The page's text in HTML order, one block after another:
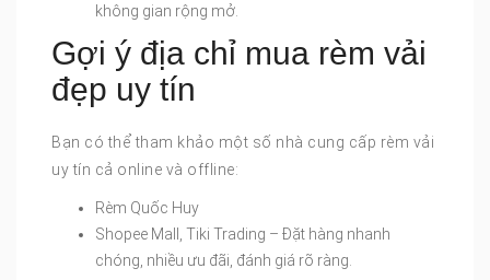
không gian rộng mở.
Gợi ý địa chỉ mua rèm vải
đẹp uy tín
Bạn có thể tham khảo một số nhà cung cấp rèm vải
uy tín cả online và offline:
Rèm Quốc Huy
Shopee Mall, Tiki Trading – Đặt hàng nhanh
chóng, nhiều ưu đãi, đánh giá rõ ràng.